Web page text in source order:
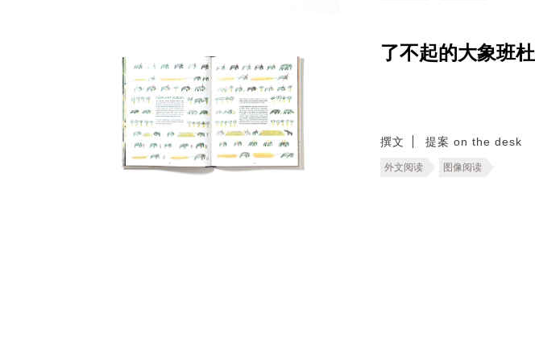
了不起的大象班
撰文 提案 on the desk
外文阅读 图像阅读